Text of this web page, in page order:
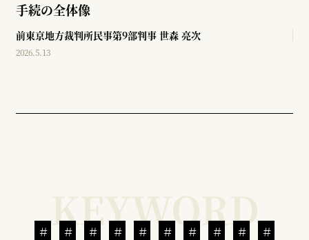
手続の全体像
前東京地方裁判所民事第9部判事 世森 亮次
2026.5.13